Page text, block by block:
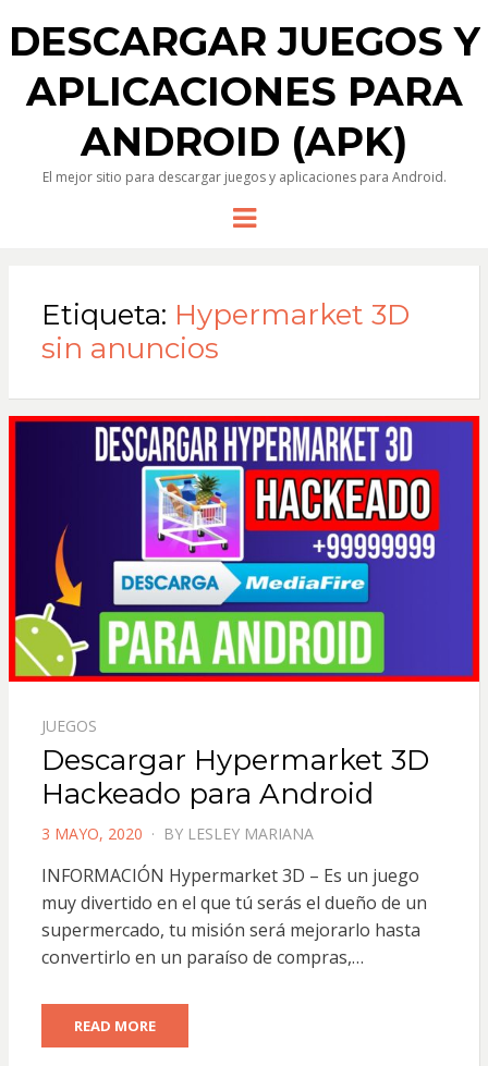
DESCARGAR JUEGOS Y
APLICACIONES PARA
ANDROID (APK)
El mejor sitio para descargar juegos y aplicaciones para Android.
Menu
Etiqueta: Hypermarket 3D
sin anuncios
JUEGOS
Descargar Hypermarket 3D
Hackeado para Android
POSTED
3 MAYO, 2020 BY LESLEY MARIANA
INFORMACIÓN Hypermarket 3D – Es un juego
muy divertido en el que tú serás el dueño de un
supermercado, tu misión será mejorarlo hasta
convertirlo en un paraíso de compras,…
READ MORE